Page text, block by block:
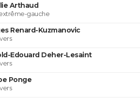
Arthaud
gauche
Renard-Kuzmanovic
Edouard Deher-Lesaint
Ponge